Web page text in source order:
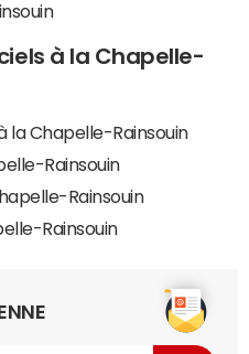
à la Chapelle-
la Chapelle-Rainsouin
Rainsouin
Rainsouin
Rainsouin